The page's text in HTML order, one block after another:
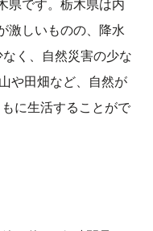
県です。栃木県は内
激しいものの、降水
く、自然災害の少な
や田畑など、自然が
に生活することがで